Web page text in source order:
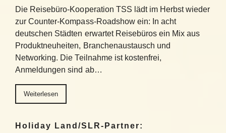
Die Reisebüro-Kooperation TSS lädt im Herbst wieder
zur Counter-Kompass-Roadshow ein: In acht
deutschen Städten erwartet Reisebüros ein Mix aus
Produktneuheiten, Branchenaustausch und
Networking. Die Teilnahme ist kostenfrei,
Anmeldungen sind ab…
Weiterlesen
Holiday Land/SLR-Partner: